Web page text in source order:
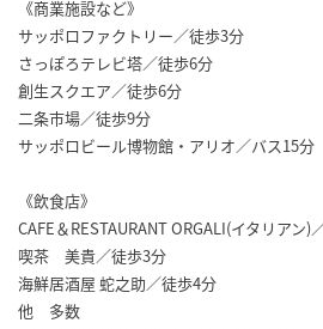
《商業施設など》
サッポロファクトリー／徒歩3分
さっぽろテレビ塔／徒歩6分
創生スクエア／徒歩6分
二条市場／徒歩9分
サッポロビール博物館・アリオ／バス15分
《飲食店》
CAFE＆RESTAURANT ORGALI(イタリアン)
喫茶 美貴／徒歩3分
海鮮居酒屋 蛇之助／徒歩4分
他 多数